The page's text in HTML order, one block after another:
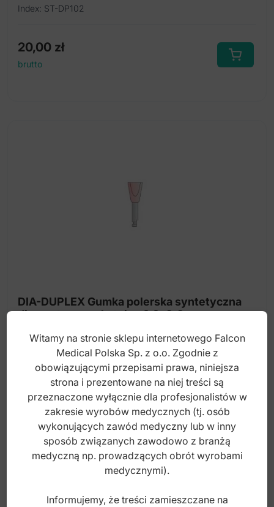
Index: ST-DP102
20,00 zł
brutto
DIA-DUPLEX Gumka polerska syntetyczna
diamentowa na kątnicę 6.0x8.3mm
Index: ST-DP103
20,00zł
Witamy na stronie sklepu internetowego Falcon
Medical Polska Sp. z o.o. Zgodnie z
obowiązującymi przepisami prawa, niniejsza
strona i prezentowane na niej treści są
przeznaczone wyłącznie dla profesjonalistów w
zakresie wyrobów medycznych (tj. osób
wykonujących zawód medyczny lub w inny
sposób związanych zawodowo z branżą
medyczną np. prowadzących obrót wyrobami
medycznymi).
Informujemy, że treści zamieszczane na